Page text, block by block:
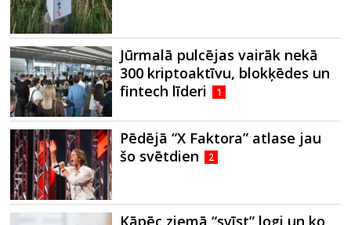
Jūrmalā pulcējas vairāk nekā
300 kriptoaktīvu, blokķēdes un
fintech līderi
1
Pēdējā “X Faktora” atlase jau
šo svētdien
2
Kāpēc ziemā “svīst” logi un ko